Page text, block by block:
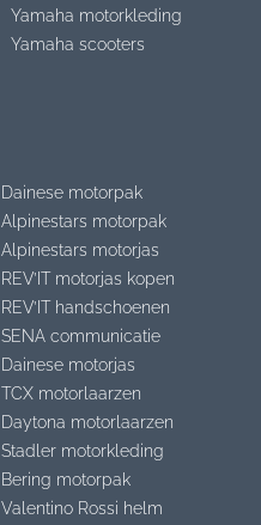
Yamaha motorkleding
Yamaha scooters
Dainese motorpak
Alpinestars motorpak
Alpinestars motorjas
REV’IT motorjas kopen
REV’IT handschoenen
SENA communicatie
Dainese motorjas
TCX motorlaarzen
Daytona motorlaarzen
Stadler motorkleding
Bering motorpak
Valentino Rossi helm